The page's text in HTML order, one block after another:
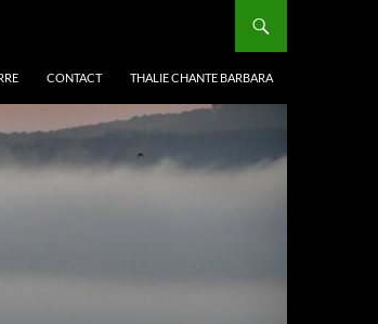
CONTACT THALIE CHANTE BARBARA